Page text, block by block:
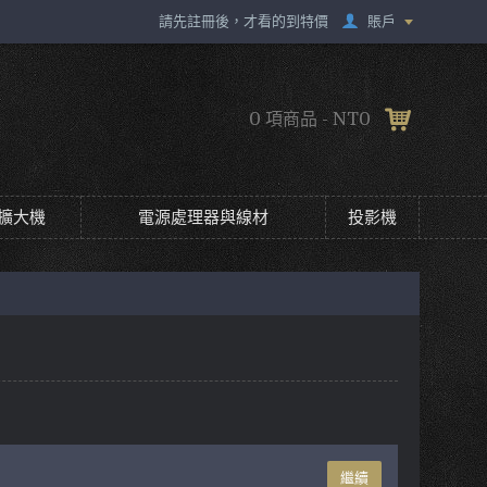
請先註冊後，才看的到特價 賬戶
0 項商品 - NT0
大機 電源處理器與線材 投影機
繼續